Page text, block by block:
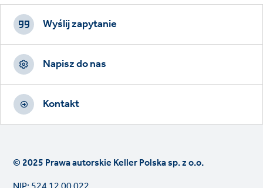
Footer
CTAs
Wyślij zapytanie
Napisz do nas
Kontakt
© 2025 Prawa autorskie Keller Polska sp. z o.o.